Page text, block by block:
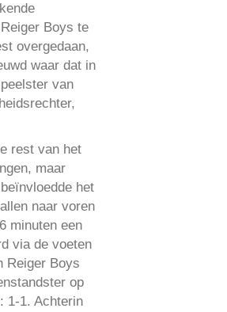
Boys te
overgedaan,
waar dat in
van
rest van het
maar
het
naar voren
minuten een
via de voeten
Reiger Boys
op
1-1. Achterin